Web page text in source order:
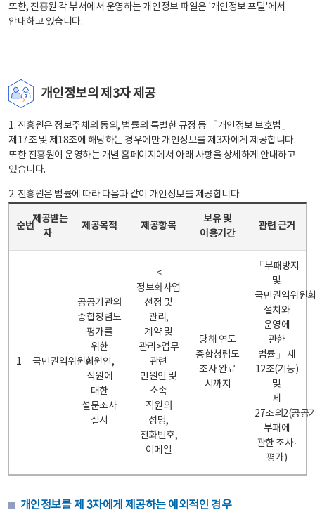
또한, 진흥원 각 부서에서 운영하는 개인정보 파일은 '개인정보 포털'에서
안내하고 있습니다.
개인정보의 제3자 제공
1. 진흥원은 정보주체의 동의, 법률의 특별한 규정 등 「개인정보 보호법」
제17조 및 제18조에 해당하는 경우에만 개인정보를 제3자에게 제공합니다.
또한 진흥원이 운영하는 개별 홈페이지에서 아래 사항을 상세하게 안내하고
있습니다.
2. 진흥원은 법률에 따라 다음과 같이 개인정보를 제공합니다.
순번
제공받는
자
제공목적 제공항목
보유 및
이용기간
관련 근거
1 국민권익위원회
공공기관의
종합청렴도
평가를
위한
민원인,
직원에
대한
설문조사
실시
<
정보화사업
선정 및
관리,
계약 및
관리>업무
관련
민원인 및
소속
직원의
성명,
전화번호,
이메일
당해 연도
종합청렴도
조사 완료
시까지
「부패방지
및
국민권익위원
설치와
운영에
관한
법률」 제
12조(기능)
및
제
27조의2(공공
부패에
관한 조사·
평가)
개인정보를 제 3자에게 제공하는 예외적인 경우